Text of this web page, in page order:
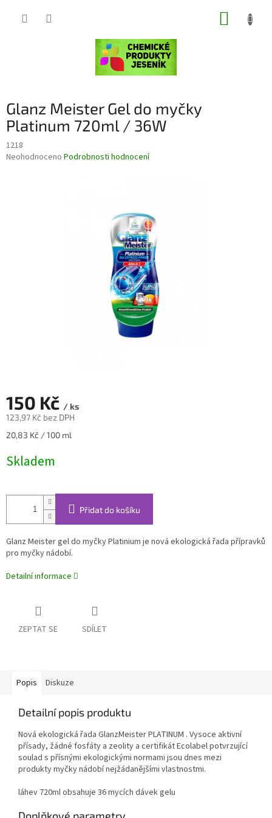
Glanz Meister Gel do myčky
Platinum 720ml / 36W
1218
Průměrné
Neohodnoceno Podrobnosti hodnocení
150 Kč / ks
123,97 Kč bez DPH
Měrná
20,83 Kč / 100 ml
Skladem
Přidat do košíku
Glanz Meister gel do myčky Platinium je nová ekologická řada přípravků
pro myčky nádobí.
Detailní informace
ZEPTAT SE SDÍLET
Popis Diskuze
Detailní popis produktu
Nová ekologická řada GlanzMeister PLATINUM . Vysoce aktivní
přísady, žádné fosfáty a zeolity a certifikát Ecolabel potvrzující
soulad s přísnými ekologickými normami jsou dnes mezi
produkty myčky nádobí nejžádanějšími vlastnostmi.
láhev 720ml obsahuje 36 mycích dávek gelu